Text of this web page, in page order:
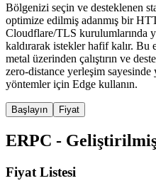
Bölgenizi seçin ve desteklenen
optimize edilmiş adanmış bir
Cloudflare/TLS kurulumlarında
kaldırarak istekler hafif kalır.
metal üzerinden çalıştırın ve
zero-distance yerleşim
yöntemler için Edge kullanın.
Başlayın Fiyat
ERPC -
Fiyat Listesi